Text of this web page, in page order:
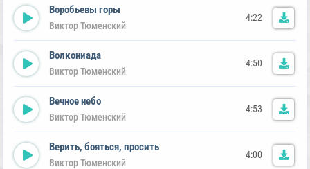
Воробьевы горы
Виктор Тюменский
4:22
Волкониада
Виктор Тюменский
4:50
Вечное небо
Виктор Тюменский
4:53
Верить, бояться, просить
Виктор Тюменский
4:00